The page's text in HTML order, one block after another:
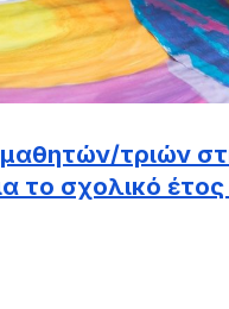
τριών
το σχολικό